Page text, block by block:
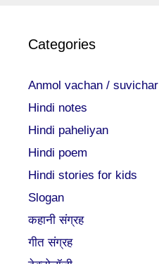
Categories
Anmol vachan / suvichar
Hindi notes
Hindi paheliyan
Hindi poem
Hindi stories for kids
Slogan
कहानी संग्रह
गीत संग्रह